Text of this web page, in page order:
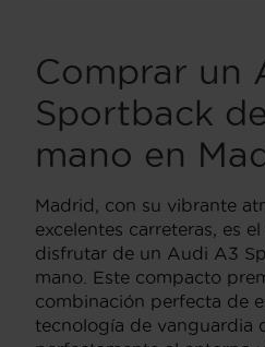
Comprar un
Sportback
mano en
Madrid, con su vibrante
excelentes carreteras, es
disfrutar de un Audi A3
mano. Este compacto
combinación perfecta de
tecnología de vanguardia